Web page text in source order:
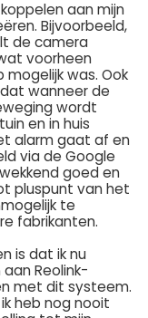
aan mijn
Bijvoorbeeld,
de camera
voorheen
was. Ook
wanneer de
wordt
en in huis
alarm gaat af en
via de Google
goed en
pluspunt van het
te
fabrikanten.
is dat ik nu
Reolink-
met dit systeem.
heb nog nooit